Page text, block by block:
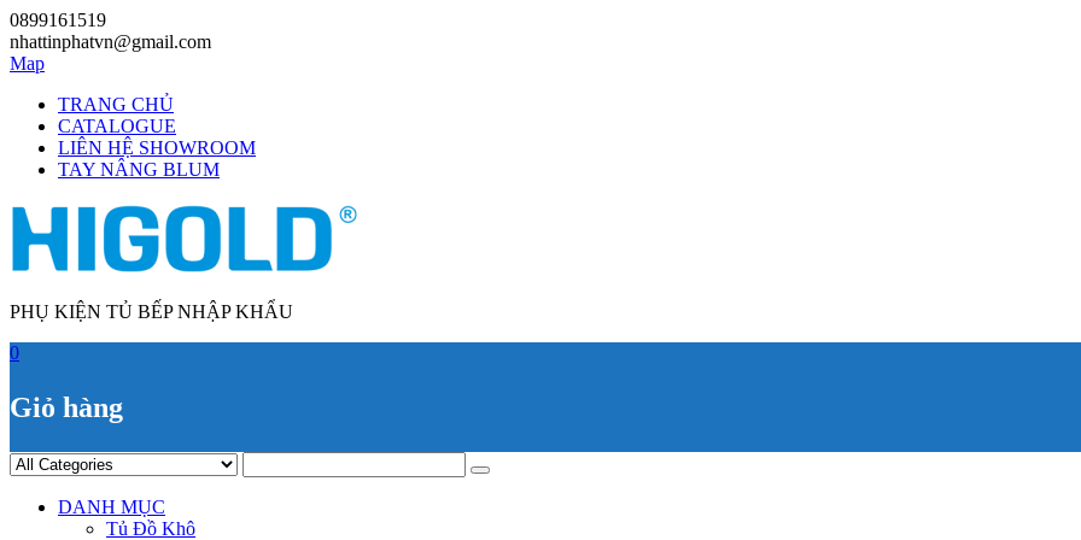
Skip
to
content
0899161519
nhattinphatvn@gmail.com
Map
TRANG CHỦ
CATALOGUE
LIÊN HỆ SHOWROOM
TAY NÂNG BLUM
PHỤ KIỆN TỦ BẾP NHẬP KHẨU
0
Giỏ hàng
DANH MỤC
Tủ Đồ Khô